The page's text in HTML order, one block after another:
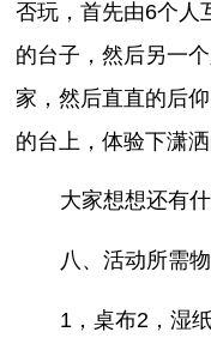
否玩，首先由6个人
的台子，然后另一
家，然后直直的后
的台上，体验下潇
大家想想还有
八、活动所需物
1，桌布2，湿